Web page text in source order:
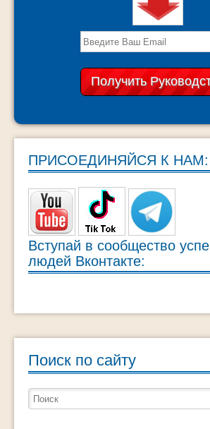
ПРИСОЕДИНЯЙСЯ К НАМ:
Вступай в сообщество
людей Вконтакте:
Поиск по сайту